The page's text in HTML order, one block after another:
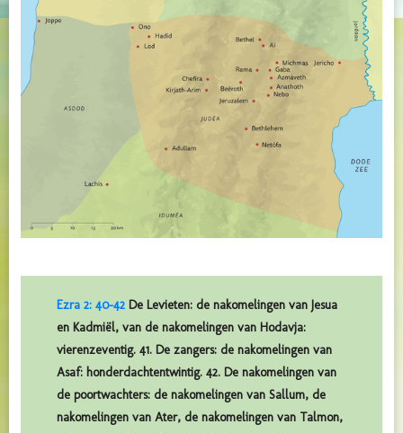
Ezra 2: 40-42 De Levieten: de nakomelingen van Jesua
en Kadmiël, van de nakomelingen van Hodavja:
vierenzeventig. 41. De zangers: de nakomelingen van
Asaf: honderdachtentwintig. 42. De nakomelingen van
de poortwachters: de nakomelingen van Sallum, de
nakomelingen van Ater, de nakomelingen van Talmon,